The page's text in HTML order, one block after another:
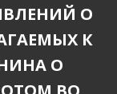
О
К
О